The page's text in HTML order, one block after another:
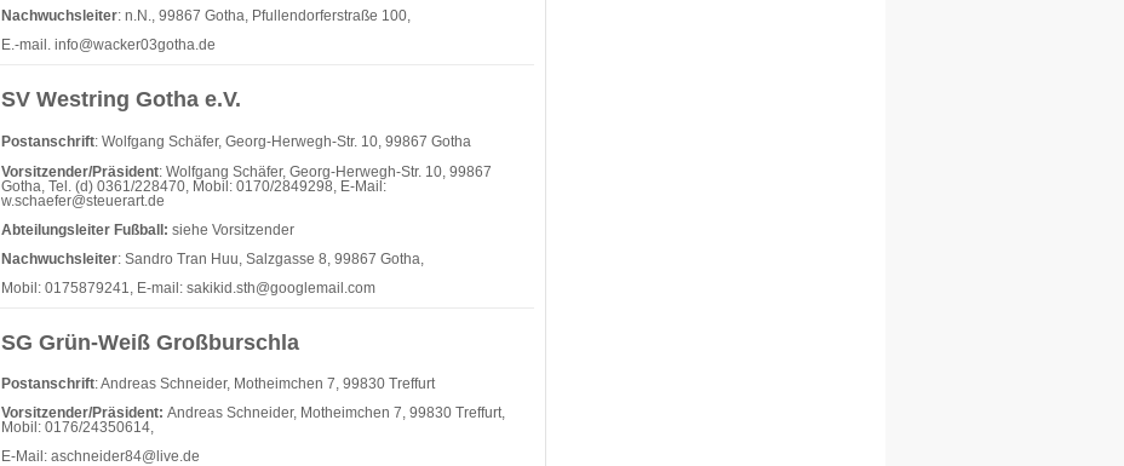
Nachwuchsleiter: n.N., 99867 Gotha, Pfullendorferstraße 100,
E.-mail. info@wacker03gotha.de
SV Westring Gotha e.V.
Postanschrift: Wolfgang Schäfer, Georg-Herwegh-Str. 10, 99867 Gotha
Vorsitzender/Präsident: Wolfgang Schäfer, Georg-Herwegh-Str. 10, 99867
Gotha, Tel. (d) 0361/228470, Mobil: 0170/2849298, E-Mail:
w.schaefer@steuerart.de
Abteilungsleiter Fußball: siehe Vorsitzender
Nachwuchsleiter: Sandro Tran Huu, Salzgasse 8, 99867 Gotha,
Mobil: 0175879241, E-mail: sakikid.sth@googlemail.com
SG Grün-Weiß Großburschla
Postanschrift: Andreas Schneider, Motheimchen 7, 99830 Treffurt
Vorsitzender/Präsident: Andreas Schneider, Motheimchen 7, 99830 Treffurt,
Mobil: 0176/24350614,
E-Mail: aschneider84@live.de